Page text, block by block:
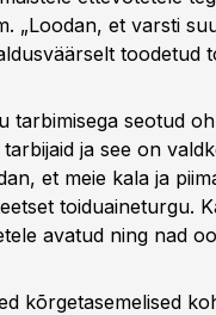
„Loodan, et varsti
toodetud
tarbimisega seotud
tarbijaid ja see on
et meie kala ja
toiduaineturgu.
avatud ning nad
kõrgetasemelised